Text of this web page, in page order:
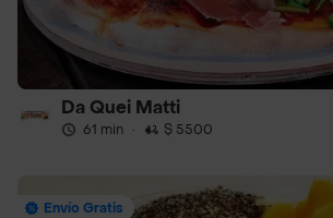
Da Quei Matti
61 min · $ 5500
Envío Gratis